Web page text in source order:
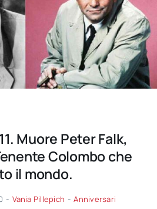
Muore Peter Falk,
Colombo che
il mondo.
- Vania Pillepich - Anniversari